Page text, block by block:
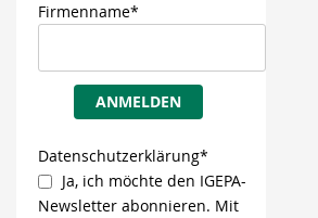
Firmenname*
ANMELDEN
Datenschutzerklärung*
Ja, ich möchte den IGEPA-
Newsletter abonnieren. Mit